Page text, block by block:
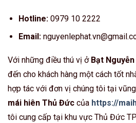
Hotline:0979 10 2222
Email:
Với những điều thú vị ở Bạt
đến cho khách hàng một cách tốt
hợp tác với đơn vị chúng tôi tại
mái hiên Thủ Đức của https://
tôi cung cấp tại khu vực Thủ Đức